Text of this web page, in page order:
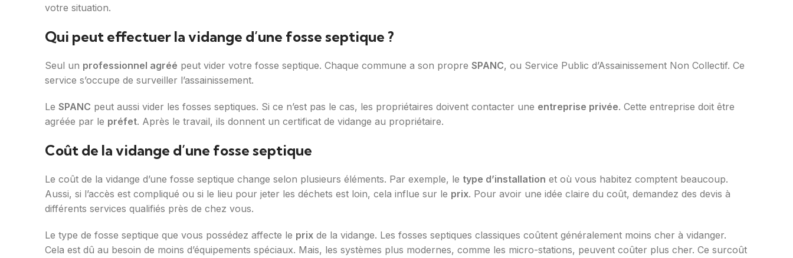
votre situation.
Qui peut effectuer la vidange d’une fosse septique ?
Seul un professionnel agréé peut vider votre fosse septique. Chaque commune a son propre SPANC, ou Service Public d’Assainissement Non Collectif. Ce
service s’occupe de surveiller l’assainissement.
Le SPANC peut aussi vider les fosses septiques. Si ce n’est pas le cas, les propriétaires doivent contacter une entreprise privée. Cette entreprise doit être
agréée par le préfet. Après le travail, ils donnent un certificat de vidange au propriétaire.
Coût de la vidange d’une fosse septique
Le coût de la vidange d’une fosse septique change selon plusieurs éléments. Par exemple, le type d’installation et où vous habitez comptent beaucoup.
Aussi, si l’accès est compliqué ou si le lieu pour jeter les déchets est loin, cela influe sur le prix. Pour avoir une idée claire du coût, demandez des devis à
différents services qualifiés près de chez vous.
Le type de fosse septique que vous possédez affecte le prix de la vidange. Les fosses septiques classiques coûtent généralement moins cher à vidanger.
Cela est dû au besoin de moins d’équipements spéciaux. Mais, les systèmes plus modernes, comme les micro-stations, peuvent coûter plus cher. Ce surcoût